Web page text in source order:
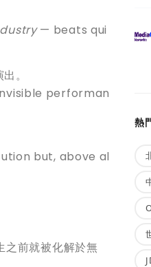
— beats qui
。
performan
but, above al
之前就被化解於無
熱